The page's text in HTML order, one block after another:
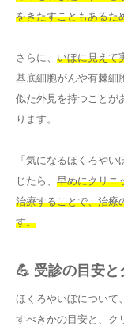
をきたすこともあるた
さらに、 いぼに見えて
基底細胞がんや有棘細
似た外見を持つことが
ります。
「気になるほくろや
じたら、 早めにクリニ
治療することで、治療
す。
💪 受診の目安と
ほくろやいぼについて
すべきかの目安と、ク